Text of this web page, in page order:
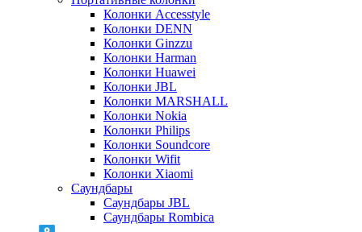
Колонки Accesstyle
Колонки DENN
Колонки Ginzzu
Колонки Harman
Колонки Huawei
Колонки JBL
Колонки MARSHALL
Колонки Nokia
Колонки Philips
Колонки Soundcore
Колонки Wifit
Колонки Xiaomi
Саундбары
Саундбары JBL
Саундбары Rombica